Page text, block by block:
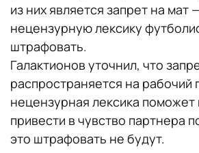
из них является запрет на мат
нецензурную лексику
штрафовать.
Галактионов уточнил, что
распространяется на рабочий
нецензурная лексика поможет
привести в чувство партнера
это штрафовать не будут.